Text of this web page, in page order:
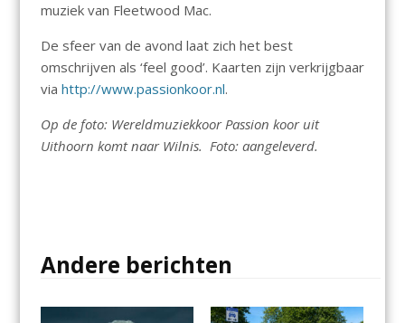
muziek van Fleetwood Mac.
De sfeer van de avond laat zich het best
omschrijven als ‘feel good’. Kaarten zijn verkrijgbaar
via http://www.passionkoor.nl.
Op de foto: Wereldmuziekkoor Passion koor uit
Uithoorn komt naar Wilnis. Foto: aangeleverd.
Andere berichten